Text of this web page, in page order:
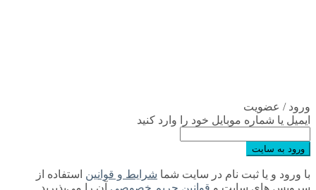
ورود / عضویت
ایمیل یا شماره موبایل خود را وارد کنید
ورود به سایت
با ورود و یا ثبت نام در سایت شما شرایط و قوانین استفاده از
سرویس های سایت و قوانین حریم خصوصی آن را می‌پذیرید.